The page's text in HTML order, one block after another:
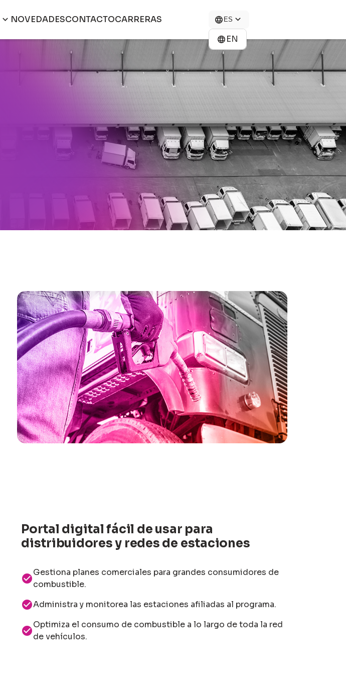
NOVEDADESCONTACTOCARRERAS ES
EN
Portal digital fácil de usar para
distribuidores y redes de estaciones
check_circle
Gestiona planes comerciales para grandes consumidores de
combustible.
check_circleAdministra y monitorea las estaciones afiliadas al programa.
check_circle
Optimiza el consumo de combustible a lo largo de toda la red
de vehículos.